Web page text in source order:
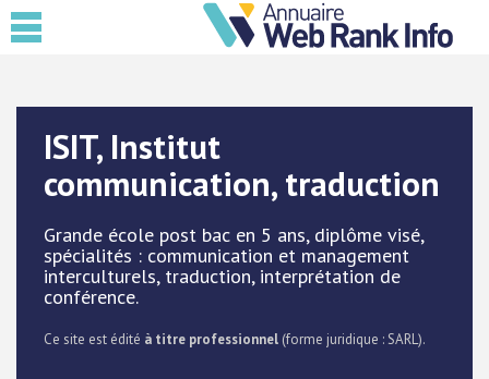
ISIT, Institut
communication, traduction
Grande école post bac en 5 ans, diplôme visé,
spécialités : communication et management
interculturels, traduction, interprétation de
conférence.
Ce site est édité à titre professionnel (forme juridique : SARL).